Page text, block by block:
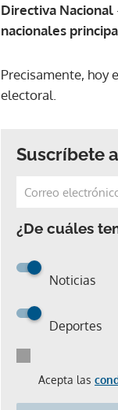
Directiva Nacional
nacionales
Precisamente, hoy
electoral.
Suscríbete
¿De cuáles
Noticias
Deportes
Acepta las